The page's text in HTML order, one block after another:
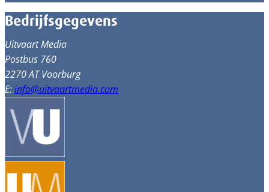
Bedrijfsgegevens
Uitvaart Media
Postbus 760
2270 AT Voorburg
E:info@uitvaartmedia.com